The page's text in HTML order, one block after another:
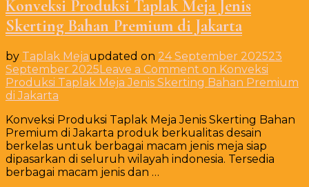
Konveksi Produksi Taplak Meja Jenis
Skerting Bahan Premium di Jakarta
by Taplak Mejaupdated on 24 September 202523
September 2025Leave a Comment on Konveksi
Produksi Taplak Meja Jenis Skerting Bahan Premium
di Jakarta
Konveksi Produksi Taplak Meja Jenis Skerting Bahan
Premium di Jakarta produk berkualitas desain
berkelas untuk berbagai macam jenis meja siap
dipasarkan di seluruh wilayah indonesia. Tersedia
berbagai macam jenis dan …